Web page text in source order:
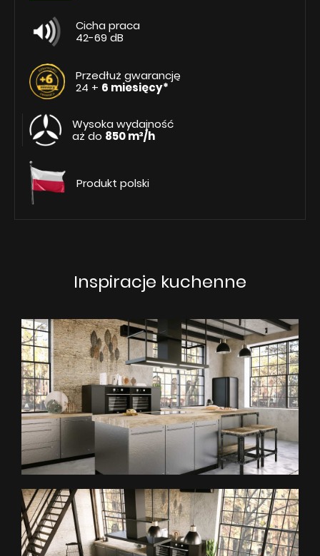
Cicha praca
42-69 dB
Przedłuż gwarancję
24 + 6 miesięcy*
Wysoka wydajność
aż do 850 m³/h
Produkt polski
Inspiracje kuchenne